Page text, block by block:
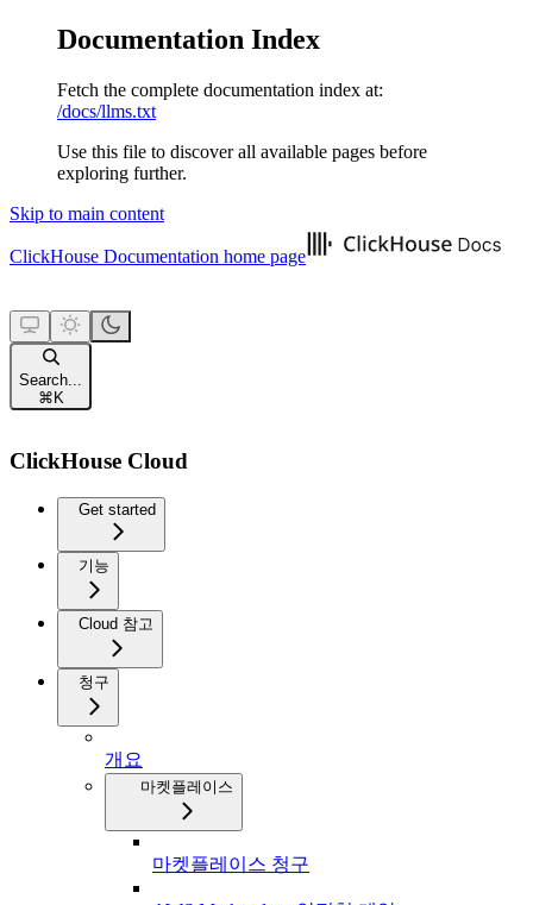
Documentation Index
Fetch the complete documentation index at:
/docs/llms.txt
Use this file to discover all available pages before
exploring further.
Skip to main content
ClickHouse Documentation home page
Search...
⌘ K
ClickHouse Cloud
Get started
기능
Cloud 참고
청구
개요
마켓플레이스
마켓플레이스 청구